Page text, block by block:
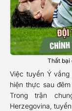
Thất bại
Việc tuyển Ý
hiện thực sau
Trong trận
Herzegovina,